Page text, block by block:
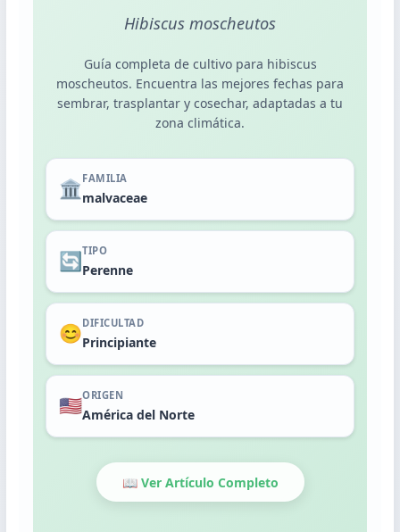
Dashboard Calendario
POR MES
Diciembre
Enero
Febrero
POR ACTIVIDAD
Siembra
Trasplante
Cosecha
Hibiscus moscheutos
Guía completa de cultivo para hibiscus
moscheutos. Encuentra las mejores fechas para
sembrar, trasplantar y cosechar, adaptadas a tu
zona climática.
🏛️ FAMILIA
malvaceae
🔄 TIPO
Perenne
😊DIFICULTAD
Principiante
🇺🇸ORIGEN
América del Norte
📖 Ver Artículo Completo